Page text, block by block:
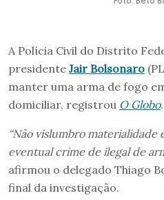
A Polícia Civil do Distrito
presidente Jair Bolsonaro
manter uma arma de fogo
domiciliar, registrou O Globo.
“Não vislumbro materialidade
eventual crime de ilegal de
afirmou o delegado Thiago
final da investigação.